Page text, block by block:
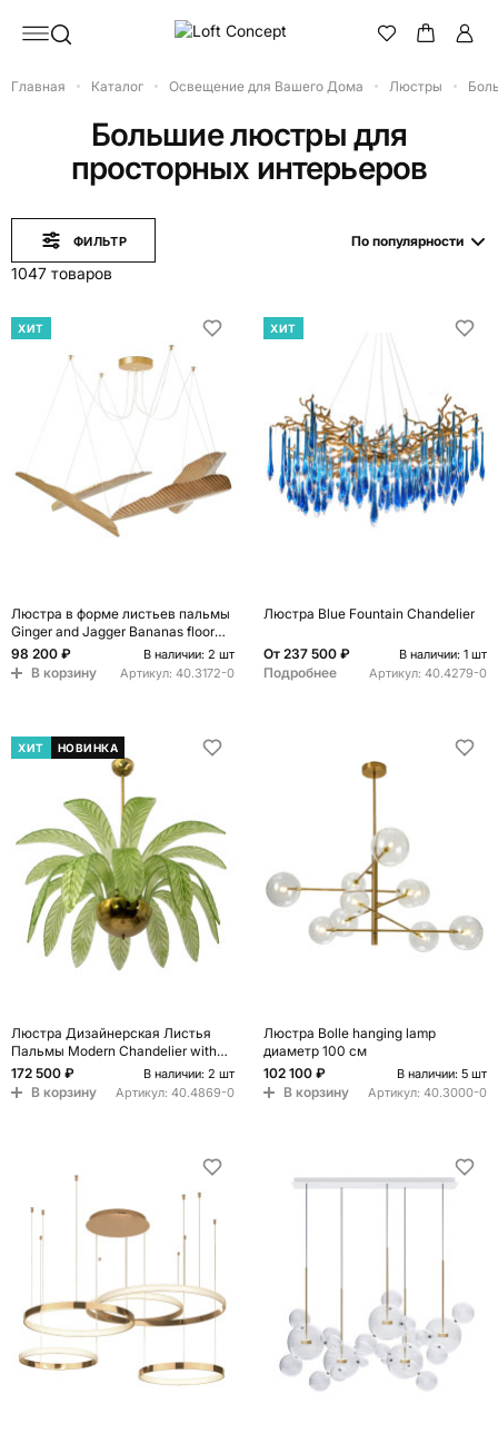
Главная Каталог Освещение для Вашего Дома Люстры
Большие люстры для
просторных интерьеров
ФИЛЬТР
1047 товаров
По популярности
ХИТ
Люстра в форме листьев пальмы
Ginger and Jagger Bananas floor
lamp
98 200 ₽ В наличии: 2 шт
В корзину Артикул: 40.3172-0
ХИТ
Люстра Blue Fountain Chandelier
От 237 500 ₽ В наличии: 1 шт
Подробнее Артикул: 40.4279-0
ХИТ НОВИНКА
Люстра Дизайнерская Листья
Пальмы Modern Chandelier with
Palm Leaves
172 500 ₽ В наличии: 2 шт
В корзину Артикул: 40.4869-0
Люстра Bolle hanging lamp
диаметр 100 см
102 100 ₽
В наличии: 5 шт
В корзину Артикул: 40.3000-0